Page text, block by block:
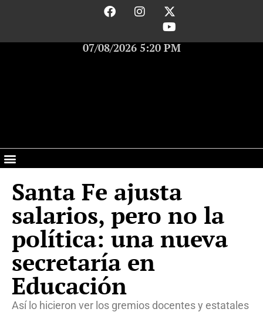
07/08/2026 5:20 PM
Santa Fe ajusta
salarios, pero no la
política: una nueva
secretaría en
Educación
Así lo hicieron ver los gremios docentes y estatales